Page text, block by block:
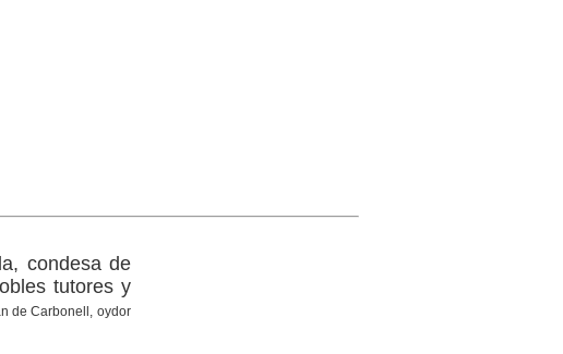
condesa de
tutores y
de Carbonell, oydor